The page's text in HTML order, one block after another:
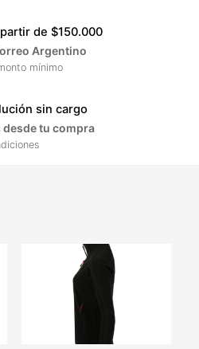
de $150.000
Argentino
mínimo
sin cargo
desde tu compra